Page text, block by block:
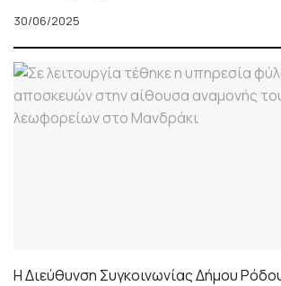
30/06/2025
Η Διεύθυνση Συγκοινωνίας Δήμου